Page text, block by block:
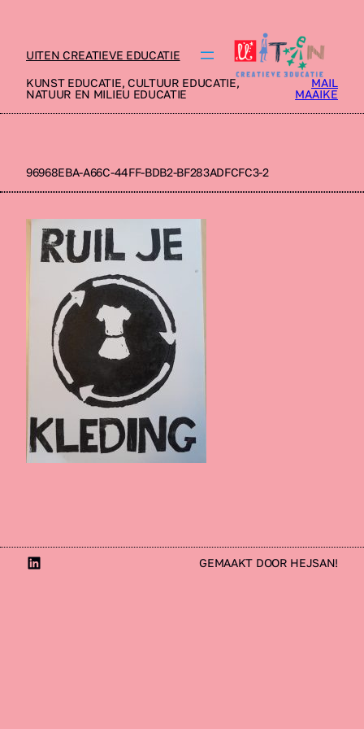
UITEN CREATIEVE EDUCATIE
KUNST EDUCATIE, CULTUUR EDUCATIE,
NATUUR EN MILIEU EDUCATIE
MAIL
MAAIKE
96968EBA-A66C-44FF-BDB2-BF283ADFCFC3-2
LinkedIn GEMAAKT DOOR HEJSAN!